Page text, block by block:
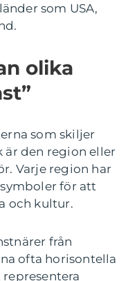
som USA,
olika
som skiljer
är den region eller
Varje region har
för att
och kultur.
från
ofta horisontella